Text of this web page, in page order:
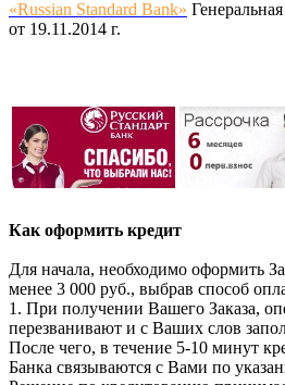
«Russian Standard Bank»
от 19.11.2014 г.
Как оформить кредит
Для начала, необходимо оформить
менее 3 000 руб., выбрав способ
1. При получении Вашего Заказа,
перезванивают и с Ваших слов
После чего, в течение 5-10 минут
Банка связываются с Вами по